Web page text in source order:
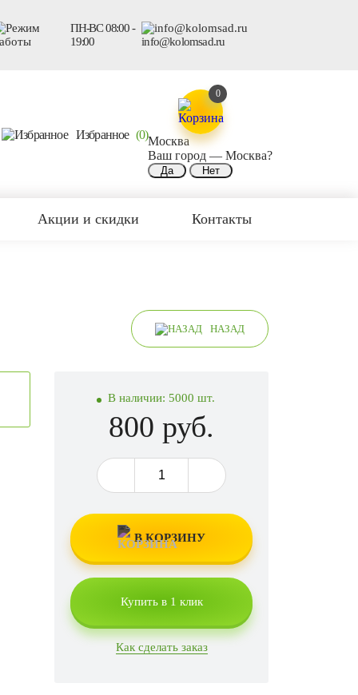
ПН-ВС 08:00 -
19:00
info@kolomsad.ru
Избранное (0)
0
Москва
Ваш город —Москва?
Акции и скидки Контакты
НАЗАД
В наличии: 5000 шт.
800 руб.
В КОРЗИНУ
Купить в 1 клик
Как сделать заказ